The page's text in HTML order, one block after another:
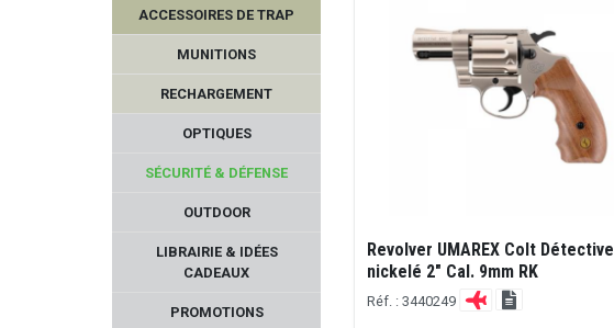
ACCESSOIRES DE TRAP
MUNITIONS
RECHARGEMENT
OPTIQUES
SÉCURITÉ & DÉFENSE
OUTDOOR
LIBRAIRIE & IDÉES
CADEAUX
PROMOTIONS
Revolver UMAREX Colt Détective
nickelé 2" Cal. 9mm RK
Réf. : 3440249